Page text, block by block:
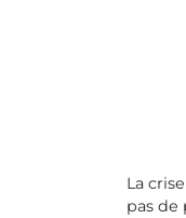
La
pas de